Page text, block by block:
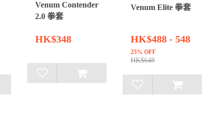
Venum Contender
2.0 拳套
HK$348
Venum Elite 拳套
HK$488 - 548
25% OFF
HK$648